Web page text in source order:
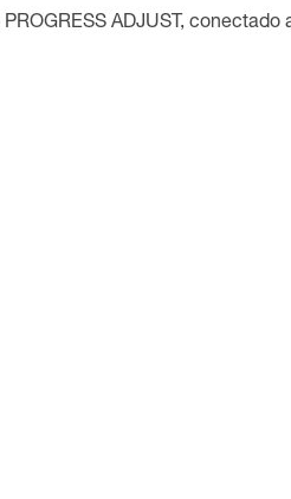
ADJUST, conectado